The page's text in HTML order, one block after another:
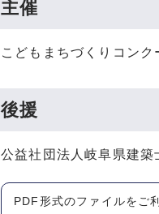
主催
こどもまちづくりコンク
後援
公益社団法人岐阜県建築
PDF形式のファイルをご